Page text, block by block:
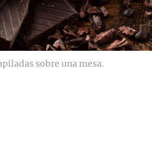
sobre una mesa.